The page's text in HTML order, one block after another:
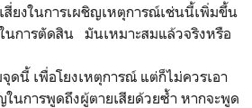
สี่ยงในการเผชิญเหตุการณ์เช่นนี้เพิ่มขึ้น
นการตัดสิน มันเหมาะสมแล้วจริงหรือ
ดนี้ เพื่อโยงเหตุการณ์ แต่ก็ไม่ควรเอา
นการพูดถึงผู้ตายเสียด้วยซ้ำ หากจะพูด